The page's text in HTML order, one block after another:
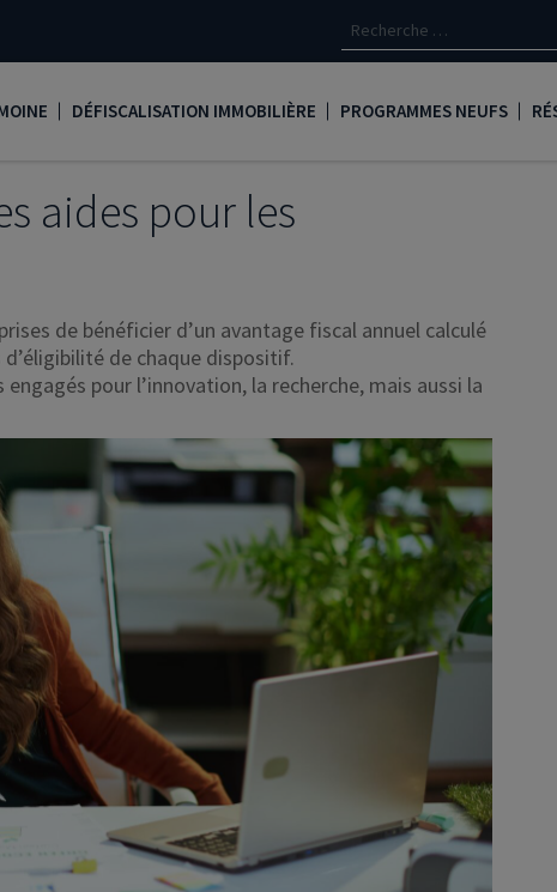
argent
DÉFISCALISATION IMMOBILIÈRE
Dispositif Jeanbrun
Logement locatif intermédiaire
Loi Girardin
Loi Cosse
Nue propriété
Déficit foncier
Loi Pinel
Anciens dispositifs
Investissement locatif
PROGRAMMES NEUFS
Appartements neufs à
Appartements neufs à Lyon
aides pour les
de bénéficier d’un avantage fiscal annuel calculé
de chaque dispositif.
pour l’innovation, la recherche, mais aussi la